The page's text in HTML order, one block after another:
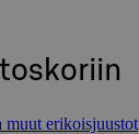
erikoisjuustot